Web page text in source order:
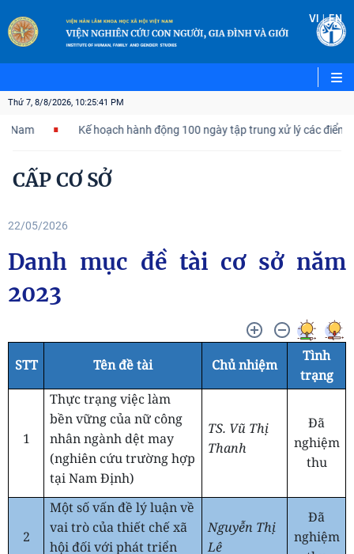
VI |EN
Thứ 7, 8/8/2026, 10:25:42 PM
Kế hoạch hành động 100 ngày tập trung xử lý các điểm
CẤP CƠ SỞ
22/05/2026
Danh mục đề tài cơ sở năm
2023
STT Tên đề tài Chủ nhiệm
Tình
trạng
1
Thực trạng việc làm
bền vững của nữ công
nhân ngành dệt may
(nghiên cứu trường hợp
tại Nam Định)
TS. Vũ Thị
Thanh
Đã
nghiệm
thu
2
Một số vấn đề lý luận về
vai trò của thiết chế xã
hội đối với phát triển
Nguyễn Thị
Lê
Đã
nghiệm